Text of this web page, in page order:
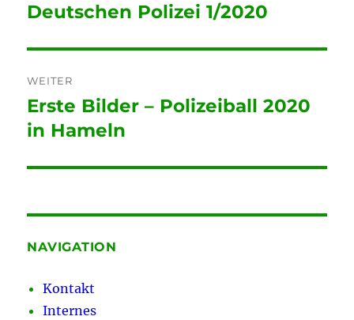
Deutschen Polizei 1/2020
WEITER
Nächster
Beitrag:
Erste Bilder – Polizeiball 2020
in Hameln
NAVIGATION
Kontakt
Internes